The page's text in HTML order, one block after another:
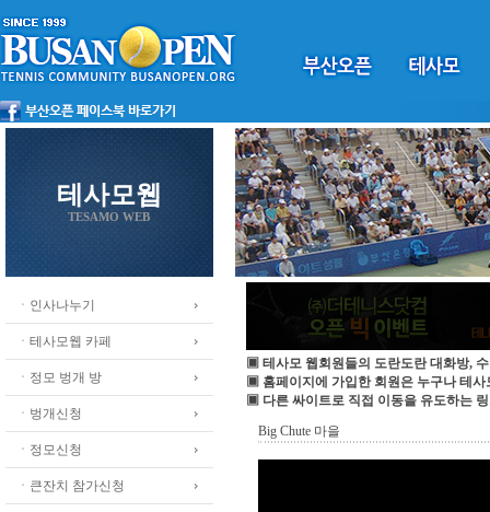
테사모웹
TESAMO WEB
ㆍ인사나누기
ㆍ테사모웹 카페
ㆍ정모 벙개 방
ㆍ벙개신청
ㆍ정모신청
ㆍ큰잔치 참가신청
▣ 테사모 웹회원들의 도란도란 대화방,
▣ 홈페이지에 가입한 회원은 누구나 테사
▣ 다른 싸이트로 직접 이동을 유도하는
Big Chute 마을